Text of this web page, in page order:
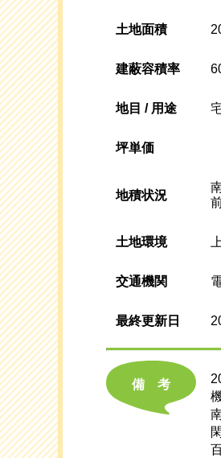
土地面積
建蔽容積率
地目 / 用途
坪単価
地積状況
土地環境
交通機関
最終更新日
備考